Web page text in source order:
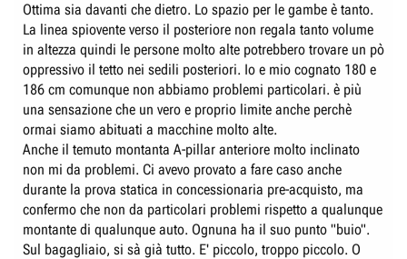
Ottima sia davanti che dietro. Lo spazio per le gambe è tanto.
La linea spiovente verso il posteriore non regala tanto volume
in altezza quindi le persone molto alte potrebbero trovare un pò
oppressivo il tetto nei sedili posteriori. Io e mio cognato 180 e
186 cm comunque non abbiamo problemi particolari. è più
una sensazione che un vero e proprio limite anche perchè
ormai siamo abituati a macchine molto alte.
Anche il temuto montanta A-pillar anteriore molto inclinato
non mi da problemi. Ci avevo provato a fare caso anche
durante la prova statica in concessionaria pre-acquisto, ma
confermo che non da particolari problemi rispetto a qualunque
montante di qualunque auto. Ognuna ha il suo punto "buio".
Sul bagagliaio, si sà già tutto. E' piccolo, troppo piccolo. O